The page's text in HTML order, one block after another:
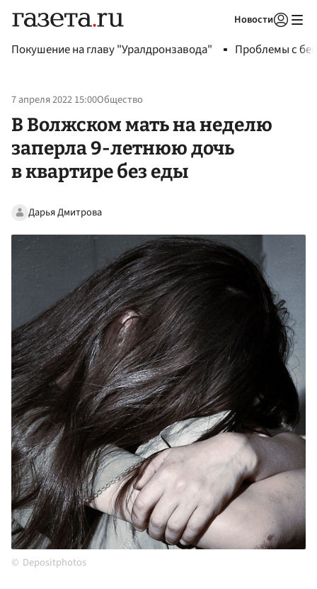
Новости
Покушение на главу "Уралдронзавода" Проблемы с
7 апреля 2022 15:00Общество
В Волжском мать на неделю
заперла 9-летнюю дочь
в квартире без еды
Дарья Дмитрова
Depositphotos